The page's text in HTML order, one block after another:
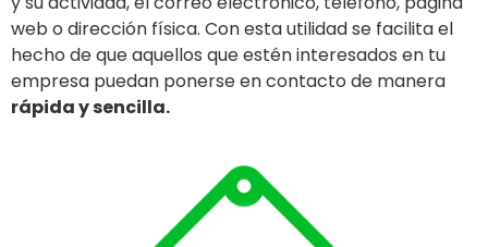
web o dirección física. Con esta utilidad se facilita el
hecho de que aquellos que estén interesados en tu
empresa puedan ponerse en contacto de manera
rápida y sencilla.